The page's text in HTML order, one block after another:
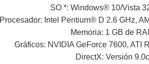
SO *: Windows® 10/Vista
Procesador: Intel Pentium® D 2.6 GHz,
Memoria: 1 GB de
Gráficos: NVIDIA GeForce 7600, ATI
DirectX: Versión 9.0c